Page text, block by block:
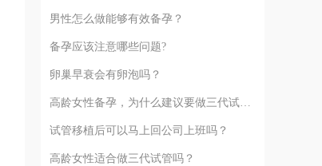
男性怎么做能够有效备孕？
备孕应该注意哪些问题?
卵巢早衰会有卵泡吗？
高龄女性备孕，为什么建议要做三代试管？
试管移植后可以马上回公司上班吗？
高龄女性适合做三代试管吗？